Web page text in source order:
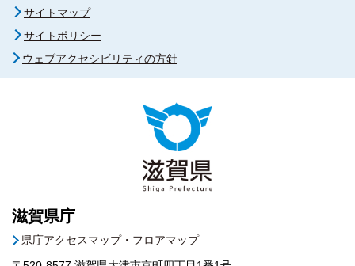
サイトマップ
サイトポリシー
ウェブアクセシビリティの方針
滋賀県庁
県庁アクセスマップ・フロアマップ